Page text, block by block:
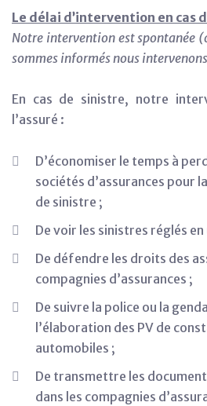
Le délai d’intervention en cas
Notre intervention est spontanée
sommes informés nous
En cas de sinistre, notre
l’assuré :
D’économiser le temps à
sociétés d’assurances pour
de sinistre ;
De voir les sinistres réglés
De défendre les droits des
compagnies d’assurances ;
De suivre la police ou la
l’élaboration des PV de
automobiles ;
De transmettre les
dans les compagnies